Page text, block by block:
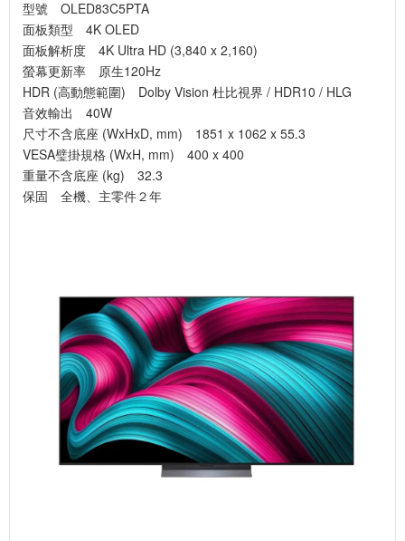
型號 OLED83C5PTA
面板類型 4K OLED
面板解析度 4K Ultra HD (3,840 x 2,160)
螢幕更新率 原生120Hz
HDR (高動態範圍) Dolby Vision 杜比視界 / HDR10 / HLG
音效輸出 40W
尺寸不含底座 (WxHxD, mm) 1851 x 1062 x 55.3
VESA璧掛規格 (WxH, mm) 400 x 400
重量不含底座 (kg) 32.3
保固 全機、主零件２年